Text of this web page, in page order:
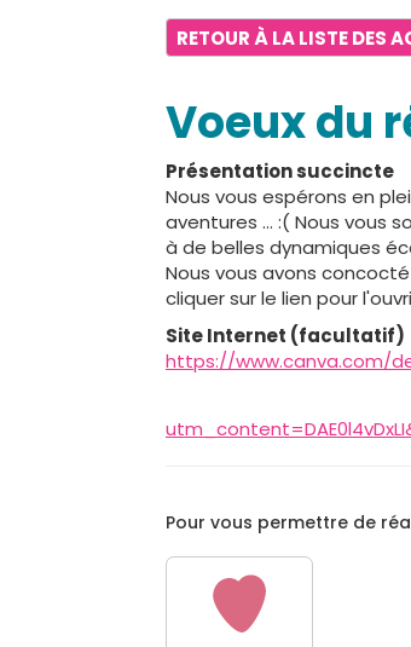
RETOUR À LA LISTE DES
Voeux du
Présentation succincte
Nous vous espérons en
aventures … :( Nous vous
à de belles dynamiques
Nous vous avons
cliquer sur le lien pour
Site Internet (facultatif)
https://www.canva.com/
Pour vous permettre de